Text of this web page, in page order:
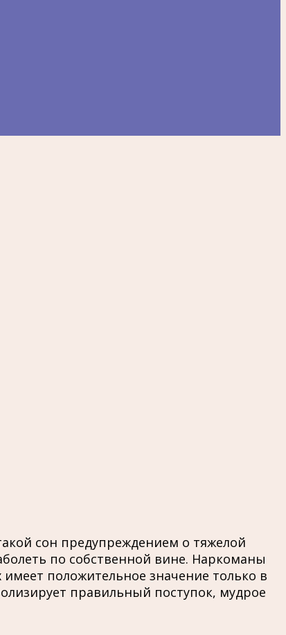
сон предупреждением о тяжелой
по собственной вине. Наркоманы
положительное значение только в
правильный поступок, мудрое